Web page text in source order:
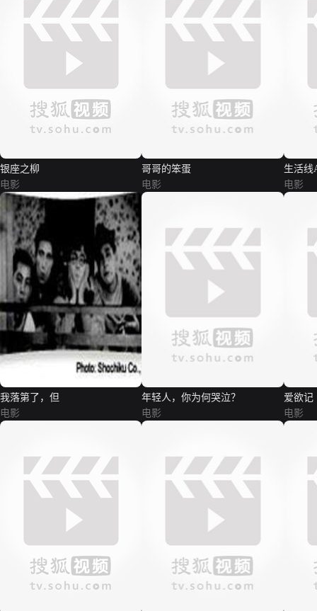
银座之柳
电影
哥哥的笨蛋
电影
生活线
电影
我落第了，但
电影
年轻人，你为何哭泣？
电影
爱欲记
电影